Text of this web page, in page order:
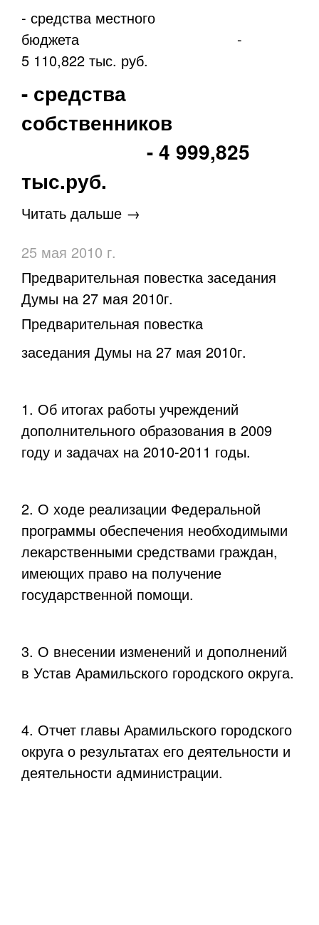
- средства местного
бюджета -
5 110,822 тыс. руб.
- средства
собственников
- 4 999,825
тыс.руб.
Читать дальше →
25 мая 2010 г.
Предварительная повестка заседания
Думы на 27 мая 2010г.
Предварительная повестка
заседания Думы на 27 мая 2010г.
1. Об итогах работы учреждений
дополнительного образования в 2009
году и задачах на 2010-2011 годы.
2. О ходе реализации Федеральной
программы обеспечения необходимыми
лекарственными средствами граждан,
имеющих право на получение
государственной помощи.
3. О внесении изменений и дополнений
в Устав Арамильского городского округа.
4. Отчет главы Арамильского городского
округа о результатах его деятельности и
деятельности администрации.